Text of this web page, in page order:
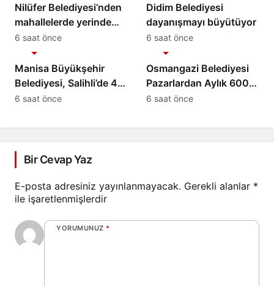
Nilüfer Belediyesi’nden
mahallelerde yerinde
inceleme
6 saat önce
Didim Belediyesi
dayanışmayı büyütüyor
6 saat önce
Manisa Büyükşehir
Belediyesi, Salihli’de 4
Caddeyi Sıcak Asfaltla
6 saat önce
Osmangazi Belediyesi
Pazarlardan Aylık 600
Ton Atık Topluyor
6 saat önce
Bir Cevap Yaz
E-posta adresiniz yayınlanmayacak. Gerekli alanlar *
ile işaretlenmişlerdir
YORUMUNUZ *